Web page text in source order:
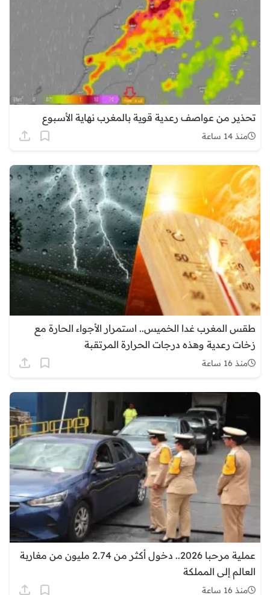
تحذير من عواصف رعدية قوية بالمغرب نهاية الأسبوع
منذ 14 ساعة
طقس المغرب غدا الخميس.. استمرار الأجواء الحارة مع
زخات رعدية وهذه درجات الحرارة المرتقبة
منذ 16 ساعة
عملية مرحبا 2026.. دخول أكثر من 2.74 مليون من مغاربة
العالم إلى المملكة
منذ 16 ساعة